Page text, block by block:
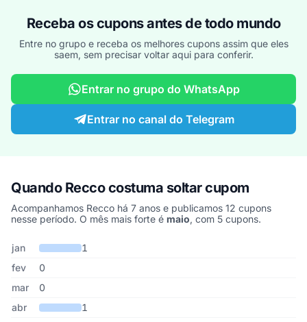
Receba os cupons antes de todo mundo
Entre no grupo e receba os melhores cupons assim que eles
saem, sem precisar voltar aqui para conferir.
Entrar no grupo do WhatsApp
Entrar no canal do Telegram
Quando Recco costuma soltar cupom
Acompanhamos Recco há 7 anos e publicamos 12 cupons
nesse período. O mês mais forte é maio, com 5 cupons.
Cupons de Recco publicados por mês, somando os últimos 7 anos
Mês Cupons publicados
jan
1
fev
0
mar
0
abr
1